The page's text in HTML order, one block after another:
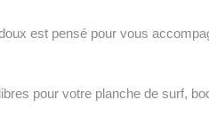
est pensé pour vous
pour votre planche de surf,